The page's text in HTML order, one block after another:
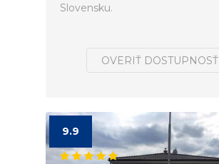
Slovensku.
OVERIŤ DOSTUPNOSŤ
9.9